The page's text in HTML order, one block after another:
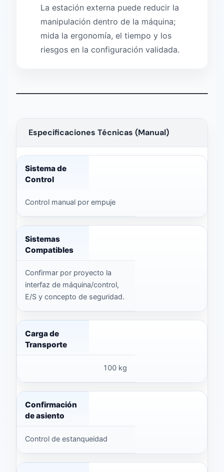
La estación externa puede reducir la
manipulación dentro de la máquina;
mida la ergonomía, el tiempo y los
riesgos en la configuración validada.
Especificaciones Técnicas (Manual)
Sistema manual de cambio de palés — datos técnicos
Sistema de
Control
Control manual por empuje
Sistemas
Compatibles
Confirmar por proyecto la
interfaz de máquina/control,
E/S y concepto de seguridad.
Carga de
Transporte
100 kg
Confirmación
de asiento
Control de estanqueidad